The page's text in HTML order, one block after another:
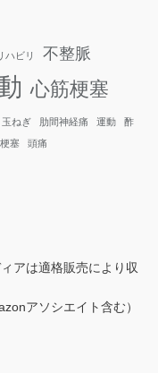
ハビリ 不整脈
心筋梗塞
玉ねぎ 肋間神経痛 運動
酢
塞 頭痛
アは適格販売により収
アソシエイト含む）